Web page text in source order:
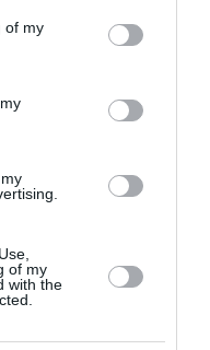
of my
of my
with the
române din
ce mă cunoașteți
voi și mi-am dat
fără nici un
curent (2021).”
Ancona
în Sicilia:
noastre în